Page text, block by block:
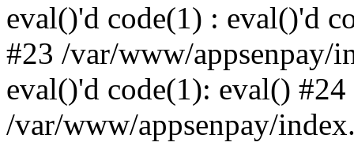
eval()'d code(1) : eval()'d
#23 /var/www/appsenpay/
eval()'d code(1): eval() #24
/var/www/appsenpay/